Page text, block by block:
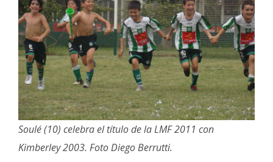
Soulé (10) celebra el título de la LMF 2011 con
Kimberley 2003. Foto Diego Berrutti.